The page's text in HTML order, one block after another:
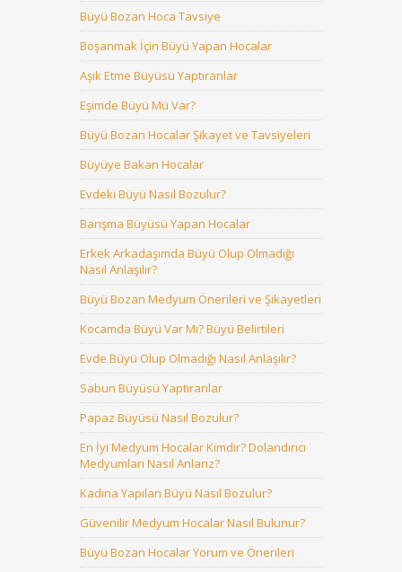
Büyü Bozan Hoca Tavsiye
Boşanmak İçin Büyü Yapan Hocalar
Aşık Etme Büyüsü Yaptıranlar
Eşimde Büyü Mü Var?
Büyü Bozan Hocalar Şikayet ve Tavsiyeleri
Büyüye Bakan Hocalar
Evdeki Büyü Nasıl Bozulur?
Barışma Büyüsü Yapan Hocalar
Erkek Arkadaşımda Büyü Olup Olmadığı
Nasıl Anlaşılır?
Büyü Bozan Medyum Önerileri ve Şikayetleri
Kocamda Büyü Var Mı? Büyü Belirtileri
Evde Büyü Olup Olmadığı Nasıl Anlaşılır?
Sabun Büyüsü Yaptıranlar
Papaz Büyüsü Nasıl Bozulur?
En İyi Medyum Hocalar Kimdir? Dolandırıcı
Medyumları Nasıl Anlarız?
Kadına Yapılan Büyü Nasıl Bozulur?
Güvenilir Medyum Hocalar Nasıl Bulunur?
Büyü Bozan Hocalar Yorum ve Önerileri